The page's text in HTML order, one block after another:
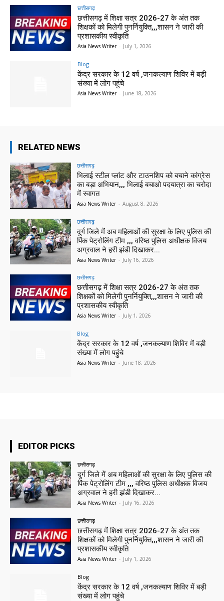
छत्तीसगढ़
छत्तीसगढ़ में शिक्षा सत्र 2026-27 के अंत तक
शिक्षकों को मिलेगी पुनर्नियुक्ति,,,शासन ने जारी की
प्रशासकीय स्वीकृति
Asia News Writer - July 1, 2026
Blog
केंद्र सरकार के 12 वर्ष ,जनकल्याण शिविर में बड़ी
संख्या में लोग पहुंचे
Asia News Writer - June 18, 2026
RELATED NEWS
छत्तीसगढ़
भिलाई स्टील प्लांट और टाउनशिप को बचाने कांग्रेस
का बड़ा अभियान,,, भिलाई बचाओ पदयात्रा का चरोदा
में स्वागत
Asia News Writer - August 8, 2026
छत्तीसगढ़
दुर्ग जिले में अब महिलाओं की सुरक्षा के लिए पुलिस की
पिंक पेट्रोलिंग टीम ,,, वरिष्ठ पुलिस अधीक्षक विजय
अग्रवाल ने हरी झंडी दिखाकर...
Asia News Writer - July 16, 2026
छत्तीसगढ़
छत्तीसगढ़ में शिक्षा सत्र 2026-27 के अंत तक
शिक्षकों को मिलेगी पुनर्नियुक्ति,,,शासन ने जारी की
प्रशासकीय स्वीकृति
Asia News Writer - July 1, 2026
Blog
केंद्र सरकार के 12 वर्ष ,जनकल्याण शिविर में बड़ी
संख्या में लोग पहुंचे
Asia News Writer - June 18, 2026
EDITOR PICKS
छत्तीसगढ़
दुर्ग जिले में अब महिलाओं की सुरक्षा के लिए पुलिस की
पिंक पेट्रोलिंग टीम ,,, वरिष्ठ पुलिस अधीक्षक विजय
अग्रवाल ने हरी झंडी दिखाकर...
Asia News Writer - July 16, 2026
छत्तीसगढ़
छत्तीसगढ़ में शिक्षा सत्र 2026-27 के अंत तक
शिक्षकों को मिलेगी पुनर्नियुक्ति,,,शासन ने जारी की
प्रशासकीय स्वीकृति
Asia News Writer - July 1, 2026
Blog
केंद्र सरकार के 12 वर्ष ,जनकल्याण शिविर में बड़ी
संख्या में लोग पहुंचे